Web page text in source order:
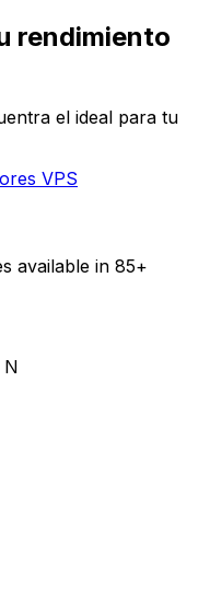
rendimiento
el ideal para tu
VPS
available in 85+
N